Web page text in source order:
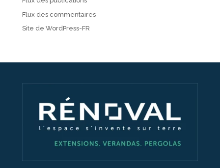
Flux des commentaires
Site de WordPress-FR